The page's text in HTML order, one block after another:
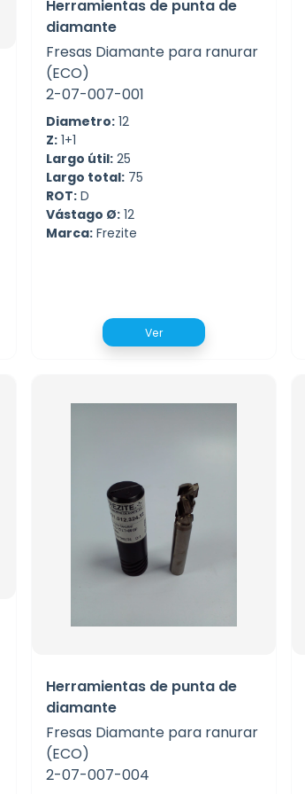
Herramientas de punta de
diamante
Fresas Diamante para ranurar
(ECO)
2-07-007-001
Diametro:12
Z:1+1
Largo útil:25
Largo total:75
ROT:D
Vástago Ø:12
Marca:Frezite
Ver
Herramientas de punta de
diamante
Fresas Diamante para ranurar
(ECO)
2-07-007-004